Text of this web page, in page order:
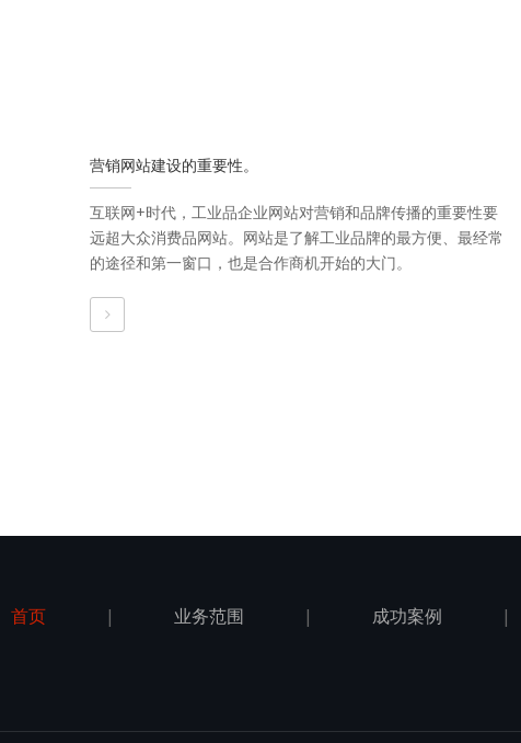
营销网站建设的重要性。
互联网+时代，工业品企业网站对营销和品牌传播的重要性要
远超大众消费品网站。网站是了解工业品牌的最方便、最经常
的途径和第一窗口，也是合作商机开始的大门。
首页 | 业务范围 | 成功案例 |